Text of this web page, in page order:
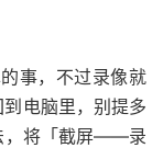
事，不过录像就
电脑里，别提多
，将「截屏——录